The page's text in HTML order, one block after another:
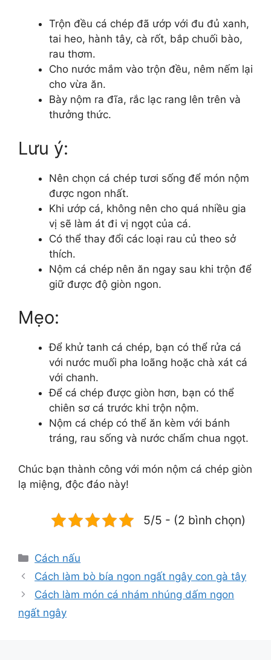
Trộn đều cá chép đã ướp với đu đủ xanh,
tai heo, hành tây, cà rốt, bắp chuối bào,
rau thơm.
Cho nước mắm vào trộn đều, nêm nếm lại
cho vừa ăn.
Bày nộm ra đĩa, rắc lạc rang lên trên và
thưởng thức.
Lưu ý:
Nên chọn cá chép tươi sống để món nộm
được ngon nhất.
Khi ướp cá, không nên cho quá nhiều gia
vị sẽ làm át đi vị ngọt của cá.
Có thể thay đổi các loại rau củ theo sở
thích.
Nộm cá chép nên ăn ngay sau khi trộn để
giữ được độ giòn ngon.
Mẹo:
Để khử tanh cá chép, bạn có thể rửa cá
với nước muối pha loãng hoặc chà xát cá
với chanh.
Để cá chép được giòn hơn, bạn có thể
chiên sơ cá trước khi trộn nộm.
Nộm cá chép có thể ăn kèm với bánh
tráng, rau sống và nước chấm chua ngọt.
Chúc bạn thành công với món nộm cá chép giòn
lạ miệng, độc đáo này!
5/5 - (2 bình chọn)
Danh
mục
Cách nấu
Cách làm bò bía ngon ngất ngây con gà tây
Cách làm món cá nhám nhúng dấm ngon
ngất ngây